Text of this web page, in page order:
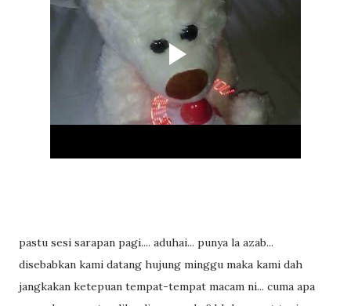
pastu sesi sarapan pagi.... aduhai... punya la azab...
disebabkan kami datang hujung minggu maka kami dah
jangkakan ketepuan tempat-tempat macam ni... cuma apa